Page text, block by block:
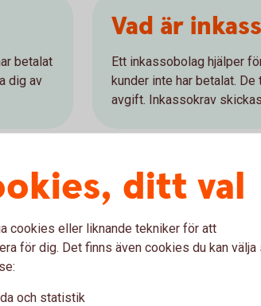
betalat
dig av
Vad är
Ett inkassobolag hjälper
kunder inte har betalat.
avgift. Inkassokrav
betalar i tid. Som kund
Lowell,
ett professionellt och
ditt val
cookies eller liknande tekniker för att
för dig. Det finns även cookies du kan välja
och statistik